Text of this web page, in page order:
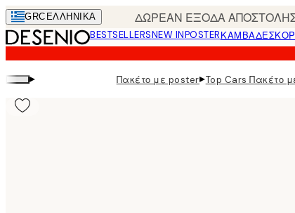
Skip
to
main
content.
GRC ΕΛΛΗΝΙΚΆ ΔΩΡΕΑΝ ΕΞΟΔΑ ΑΠΟΣΤΟΛΗΣ
BESTSELLERSNEW INPOSTERΚΑΜΒΆΔΕΣ
▸ Πακέτο με poster▸Top Cars Πακέτο